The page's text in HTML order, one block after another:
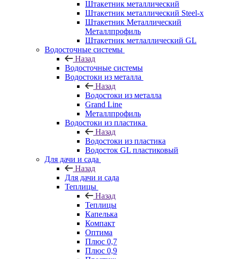
Штакетник металлический
Штакетник металлический Steel-x
Штакетник Металлический
Металлпрофиль
Штакетник метлаллический GL
Водосточные системы
Назад
Водосточные системы
Водостоки из металла
Назад
Водостоки из металла
Grand Line
Металлпрофиль
Водостоки из пластика
Назад
Водостоки из пластика
Водосток GL пластиковый
Для дачи и сада
Назад
Для дачи и сада
Теплицы
Назад
Теплицы
Капелька
Компакт
Оптима
Плюс 0,7
Плюс 0,9